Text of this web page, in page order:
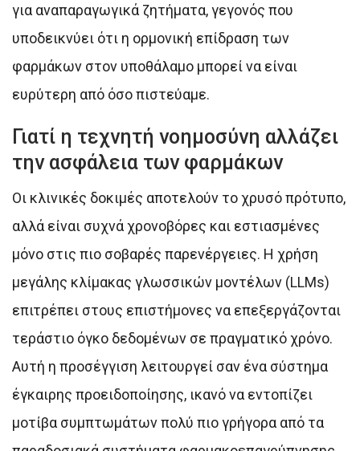
για αναπαραγωγικά ζητήματα, γεγονός που
υποδεικνύει ότι η ορμονική επίδραση των
φαρμάκων στον υποθάλαμο μπορεί να είναι
ευρύτερη από όσο πιστεύαμε.
Γιατί η τεχνητή νοημοσύνη αλλάζει
την ασφάλεια των φαρμάκων
Οι κλινικές δοκιμές αποτελούν το χρυσό πρότυπο,
αλλά είναι συχνά χρονοβόρες και εστιασμένες
μόνο στις πιο σοβαρές παρενέργειες. Η χρήση
μεγάλης κλίμακας γλωσσικών μοντέλων (LLMs)
επιτρέπει στους επιστήμονες να επεξεργάζονται
τεράστιο όγκο δεδομένων σε πραγματικό χρόνο.
Αυτή η προσέγγιση λειτουργεί σαν ένα σύστημα
έγκαιρης προειδοποίησης, ικανό να εντοπίζει
μοτίβα συμπτωμάτων πολύ πιο γρήγορα από τα